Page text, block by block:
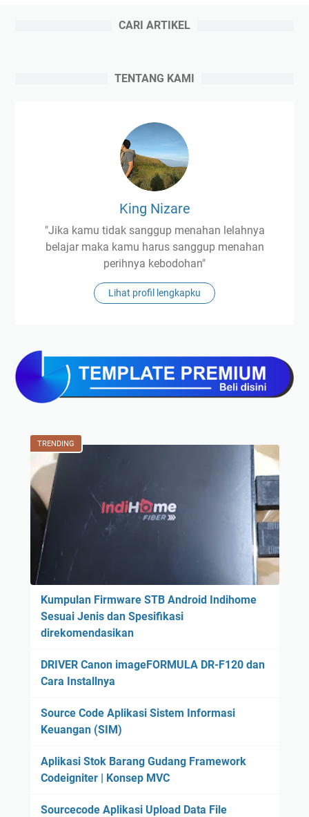
CARI ARTIKEL
TENTANG KAMI
King Nizare
"Jika kamu tidak sanggup menahan lelahnya
belajar maka kamu harus sanggup menahan
perihnya kebodohan"
Lihat profil lengkapku
TRENDING
Kumpulan Firmware STB Android Indihome
Sesuai Jenis dan Spesifikasi
direkomendasikan
DRIVER Canon imageFORMULA DR-F120 dan
Cara Installnya
Source Code Aplikasi Sistem Informasi
Keuangan (SIM)
Aplikasi Stok Barang Gudang Framework
Codeigniter | Konsep MVC
Sourcecode Aplikasi Upload Data File